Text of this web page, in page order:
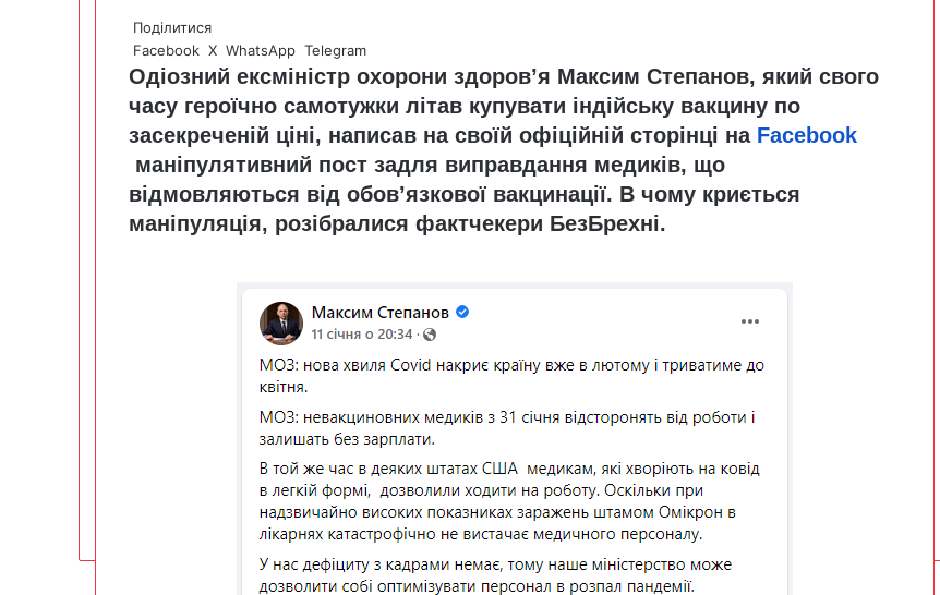
Поділитися
Facebook X WhatsApp Telegram
Одіозний ексміністр охорони здоров’я Максим Степанов, який свого
часу героїчно самотужки літав купувати індійську вакцину по
засекреченій ціні, написав на своїй офіційній сторінці на Facebook
маніпулятивний пост задля виправдання медиків, що
відмовляються від обов’язкової вакцинації. В чому криється
маніпуляція, розібралися фактчекери БезБрехні.